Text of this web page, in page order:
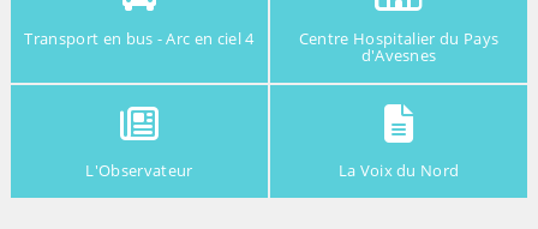
Transport en bus - Arc en ciel 4 Centre Hospitalier du Pays
d'Avesnes
L'Observateur La Voix du Nord